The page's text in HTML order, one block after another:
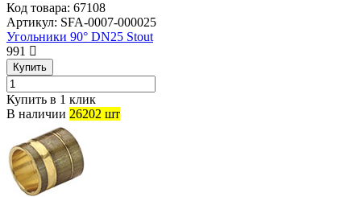
Код товара: 67108
Артикул: SFA-0007-000025
Угольники 90° DN25 Stout
991
Купить
Купить в 1 клик
В наличии 26202 шт